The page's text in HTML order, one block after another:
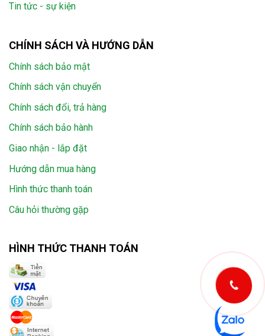
Tin tức - sự kiện
CHÍNH SÁCH VÀ HƯỚNG DẪN
Chính sách bảo mật
Chính sách vận chuyển
Chính sách đổi, trả hàng
Chính sách bảo hành
Giao nhận - lắp đặt
Hướng dẫn mua hàng
Hình thức thanh toán
Câu hỏi thường gặp
HÌNH THỨC THANH TOÁN